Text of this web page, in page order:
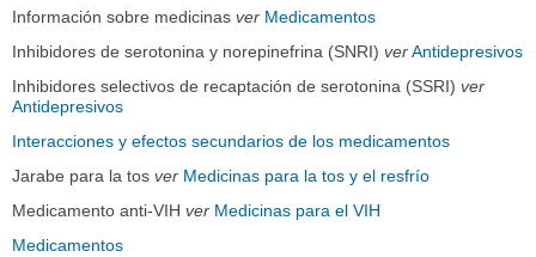
Información sobre medicinas ver Medicamentos
Inhibidores de serotonina y norepinefrina (SNRI) verAntidepresivos
Inhibidores selectivos de recaptación de serotonina (SSRI) ver
Antidepresivos
Interacciones y efectos secundarios de los medicamentos
Jarabe para la tos ver Medicinas para la tos y el resfrío
Medicamento anti-VIH ver Medicinas para el VIH
Medicamentos